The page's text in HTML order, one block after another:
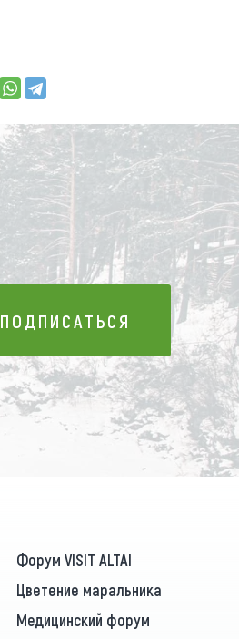
ПОДПИСАТЬСЯ
ПОДПИСАТЬСЯ
Форум VISIT ALTAI
Цветение маральника
Медицинский форум